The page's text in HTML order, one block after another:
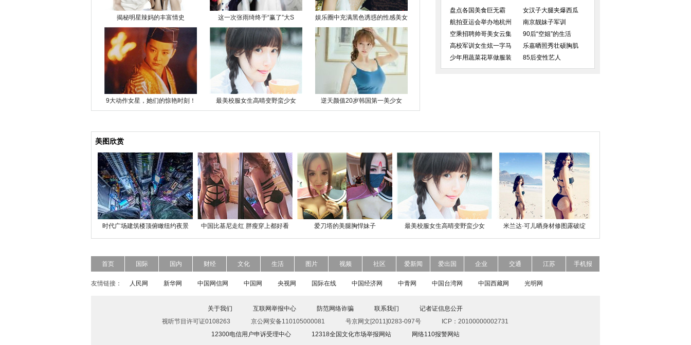
揭秘明星辣妈的丰富情史 这一次张雨绮终于“赢了”大S 娱乐圈中充满黑色诱惑的性感美女
9大动作女星，她们的惊艳时刻！ 最美校服女生高晴变野蛮少女 逆天颜值20岁韩国第一美少女
盘点各国美食巨无霸
航拍亚运会举办地杭州
空乘招聘帅哥美女云集
高校军训女生炫一字马
少年用蔬菜花草做服装
女汉子大腿夹爆西瓜
南京靓妹子军训
90后“空姐”的生活
乐嘉晒照秀壮硕胸肌
85后变性艺人
美图欣赏
时代广场建筑楼顶俯瞰纽约夜景 中国比基尼走红 胖瘦穿上都好看 爱刀塔的美腿胸悍妹子 最美校服女生高晴变野蛮少女 米兰达·可儿晒身材修图露破绽
首页 国际 国内 财经 文化 生活 图片 视频 社区 爱新闻 爱出国 企业 交通 江苏 手机报
友情链接： 人民网 新华网 中国网信网 中国网 央视网 国际在线 中国经济网 中青网 中国台湾网 中国西藏网 光明网
关于我们 互联网举报中心 防范网络诈骗 联系我们
记者证信息公开
视听节目许可证0108263
京公网安备110105000081 号京网文[2011]0283-097号
ICP：20100000002731
12300电信用户申诉受理中心
12318全国文化市场举报网站 网络110报警网站